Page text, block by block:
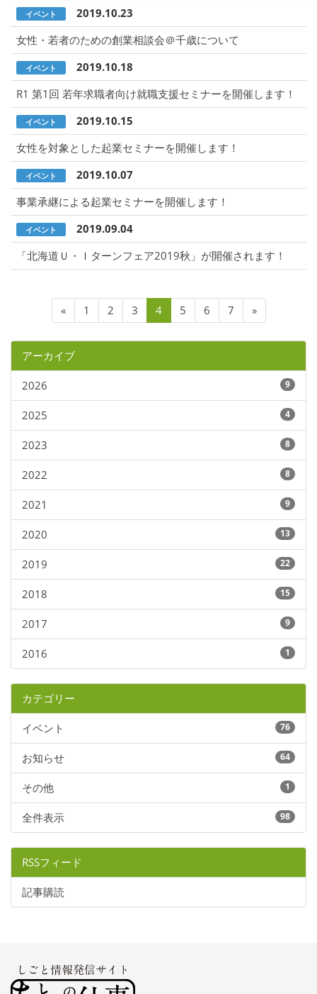
イベント
2019.10.23
女性・若者のための創業相談会＠千歳について
イベント
2019.10.18
R1 第1回 若年求職者向け就職支援セミナーを開催します！
イベント
2019.10.15
女性を対象とした起業セミナーを開催します！
イベント
2019.10.07
事業承継による起業セミナーを開催します！
イベント
2019.09.04
「北海道Ｕ・Ｉターンフェア2019秋」が開催されます！
« 1 2 3 4 5 6 7 »
アーカイブ
2026 9
2025 4
2023 8
2022 8
2021 9
2020 13
2019 22
2018 15
2017 9
2016 1
カテゴリー
イベント 76
お知らせ 64
その他 1
全件表示 98
RSSフィード
記事購読